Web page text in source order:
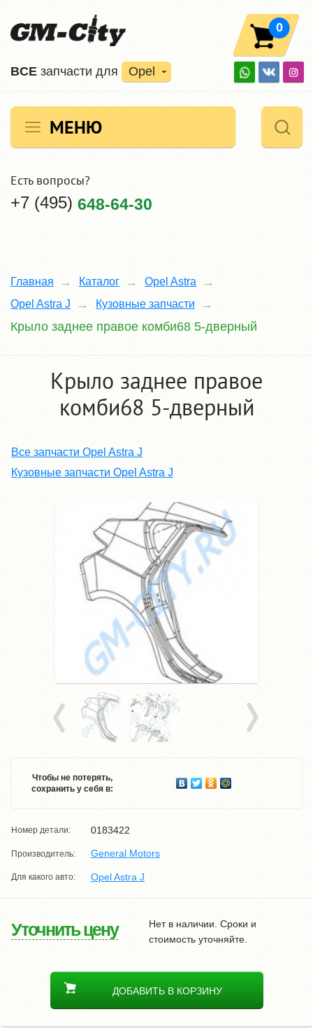
ВCE запчасти для Opel
0
МЕНЮ
Есть вопросы?
+7 (495) 648-64-30
Главная Каталог
Opel Astra
Opel Astra J
Кузовные запчасти
Крыло заднее правое комби68 5-дверный
Крыло заднее правое
комби68 5-дверный
Все запчасти Opel Astra J
Кузовные запчасти Opel Astra J
Чтобы не потерять,
сохранить у себя в:
Номер детали: 0183422
Производитель: General Motors
Для какого авто: Opel Astra J
Уточнить цену
Нет в наличии. Сроки и
стоимость уточняйте.
ДОБАВИТЬ В КОРЗИНУ